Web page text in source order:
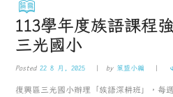
113學年度族語課程
三光國小
Posted22 8 月, 2025 by 策盟小編
復興區三光國小辦理「族語深耕班」，每